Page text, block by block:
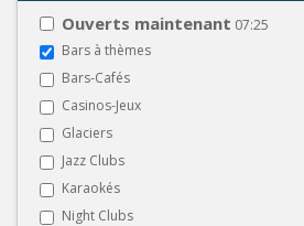
Ouverts maintenant 07:25
Bars à thèmes
Bars-Cafés
Casinos-Jeux
Glaciers
Jazz Clubs
Karaokés
Night Clubs